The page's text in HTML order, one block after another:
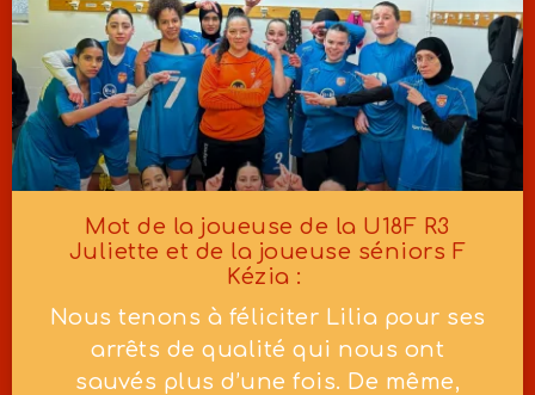
Mot de la joueuse de la U18F R3
Juliette et de la joueuse séniors F
Kézia :
Nous tenons à féliciter Lilia pour ses
arrêts de qualité qui nous ont
sauvés plus d’une fois. De même,